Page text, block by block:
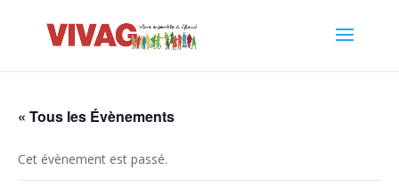
« Tous les Évènements
Cet évènement est passé.